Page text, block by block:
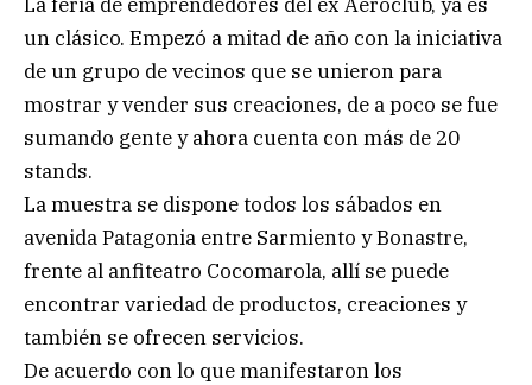
un clásico. Empezó a mitad de año con la iniciativa
de un grupo de vecinos que se unieron para
mostrar y vender sus creaciones, de a poco se fue
sumando gente y ahora cuenta con más de 20
stands.
La muestra se dispone todos los sábados en
avenida Patagonia entre Sarmiento y Bonastre,
frente al anfiteatro Cocomarola, allí se puede
encontrar variedad de productos, creaciones y
también se ofrecen servicios.
De acuerdo con lo que manifestaron los